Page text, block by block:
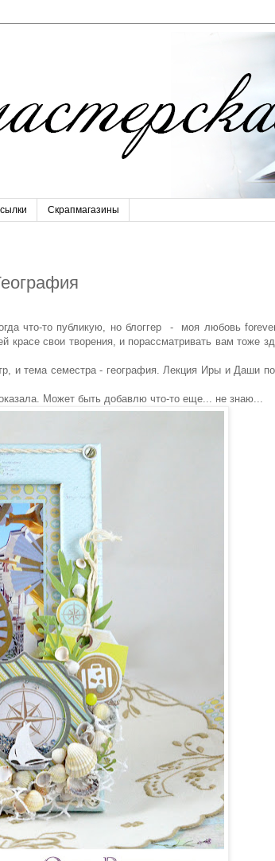
Скрапмагазины
что-то публикую, но блоггер - моя любовь
красе свои творения, и порассматривать вам тоже
и тема семестра - география. Лекция Иры и Даши
Может быть добавлю что-то еще... не знаю...